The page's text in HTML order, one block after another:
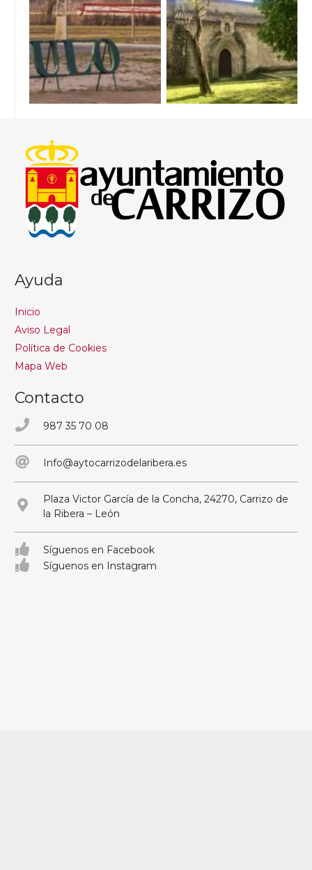
Ayuda
Inicio
Aviso Legal
Política de Cookies
Mapa Web
Contacto
987 35 70 08
Info@aytocarrizodelaribera.es
Plaza Victor García de la Concha, 24270, Carrizo de
la Ribera – León
Síguenos en Facebook
Síguenos en Instagram